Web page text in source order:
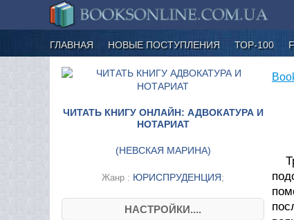
ГЛАВНАЯ НОВЫЕ ПОСТУПЛЕНИЯ ТОР-100
ЧИТАТЬ КНИГУ ОНЛАЙН: АДВОКАТУРА И
НОТАРИАТ
(НЕВСКАЯ МАРИНА)
Жанр : ЮРИСПРУДЕНЦИЯ;
НАСТРОЙКИ....